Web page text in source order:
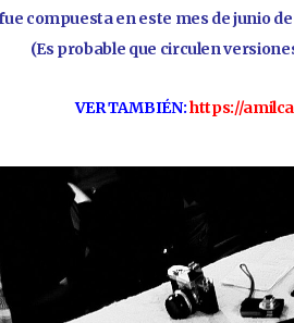
compuesta en este mes de junio
(Es probable que circulen
VER TAMBIÉN:https://